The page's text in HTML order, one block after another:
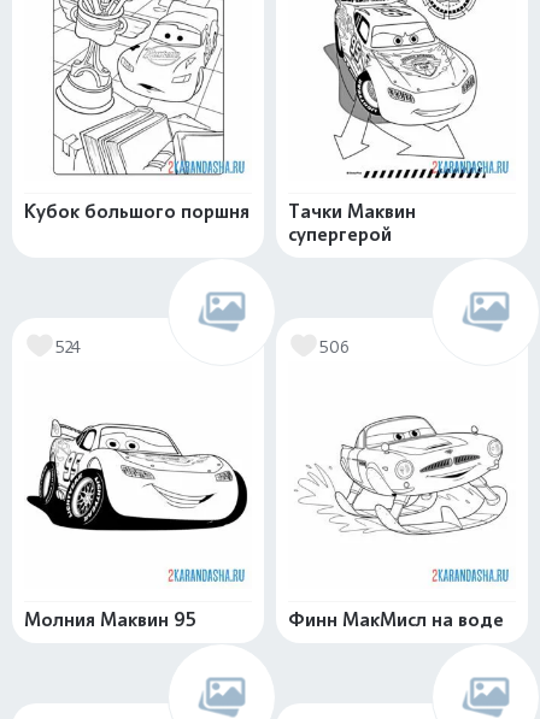
Кубок большого поршня
Тачки Маквин
супергерой
524
Молния Маквин 95
506
Финн МакМисл на воде